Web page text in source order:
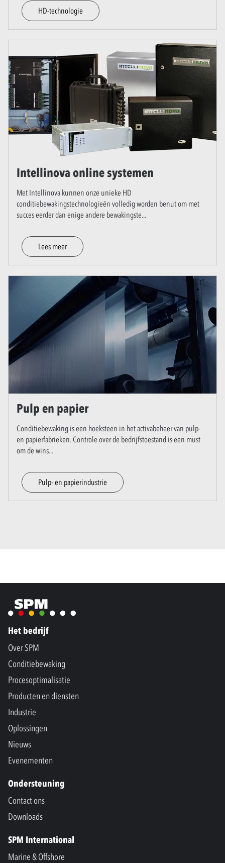
HD-technologie
Intellinova online systemen
Met Intellinova kunnen onze unieke HD
conditiebewakingstechnologieën volledig worden benut om met
succes eerder dan enige andere bewakingste...
Lees meer
Pulp en papier
Conditiebewaking is een hoeksteen in het activabeheer van pulp-
en papierfabrieken. Controle over de bedrijfstoestand is een must
om de wins...
Pulp- en papierindustrie
Het bedrijf
Over SPM
Conditiebewaking
Procesoptimalisatie
Producten en diensten
Industrie
Oplossingen
Nieuws
Evenementen
Ondersteuning
Contact ons
Downloads
SPM International
Marine & Offshore